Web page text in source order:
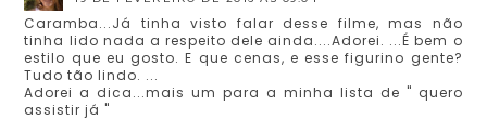
Caramba...Já tinha visto falar desse filme, mas não
tinha lido nada a respeito dele ainda....Adorei. ...É bem o
estilo que eu gosto. E que cenas, e esse figurino gente?
Tudo tão lindo. ...
Adorei a dica...mais um para a minha lista de " quero
assistir já "